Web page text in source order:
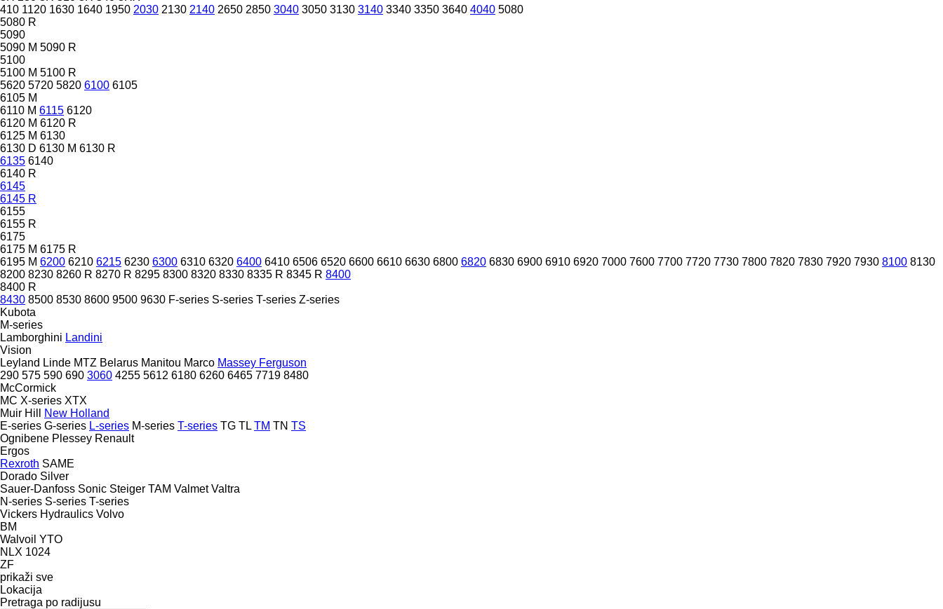
410 1120 1630 1640 1950 2030 2130 2140 2650 2850 3040 3050 3130 3140 3340 3350 3640 4040 5080
5080 R
5090
5090 M 5090 R
5100
5100 M 5100 R
5620 5720 5820 6100 6105
6105 M
6110 M 6115 6120
6120 M 6120 R
6125 M 6130
6130 D 6130 M 6130 R
6135 6140
6140 R
6145
6145 R
6155
6155 R
6175
6175 M 6175 R
6195 M 6200 6210 6215 6230 6300 6310 6320 6400 6410 6506 6520 6600 6610 6630 6800 6820 6830 6900 6910 6920 7000 7600 7700 7720 7730 7800 7820 7830 7920 7930 8100 8130
8200 8230 8260 R 8270 R 8295 8300 8320 8330 8335 R 8345 R 8400
8400 R
8430 8500 8530 8600 9500 9630 F-series S-series T-series Z-series
Kubota
M-series
Lamborghini Landini
Vision
Leyland Linde MTZ Belarus Manitou Marco Massey Ferguson
290 575 590 690 3060 4255 5612 6180 6260 6465 7719 8480
McCormick
MC X-series XTX
Muir Hill
New Holland
E-series G-series L-series M-series T-series TG TL TM TN TS
Ognibene Plessey Renault
Ergos
Rexroth SAME
Dorado Silver
Sauer-Danfoss Sonic Steiger TAM Valmet Valtra
N-series S-series T-series
Vickers Hydraulics Volvo
BM
Walvoil YTO
NLX 1024
ZF
prikaži sve
Lokacija
Pretraga po radijusu